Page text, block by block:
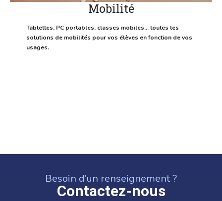
Mobilité
Tablettes, PC portables, classes mobiles… toutes les
solutions de mobilités pour vos élèves en fonction de vos
usages.
Besoin d’un renseignement ?
Contactez-nous